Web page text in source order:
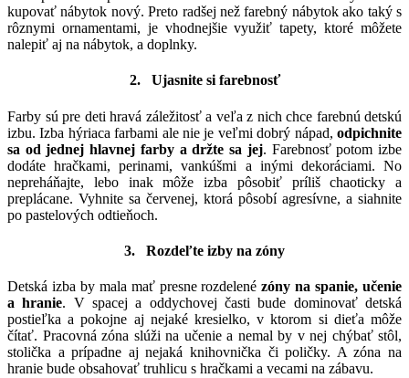
kupovať nábytok nový. Preto radšej než farebný nábytok ako taký s
rôznymi ornamentami, je vhodnejšie využiť tapety, ktoré môžete
nalepiť aj na nábytok, a doplnky.
2. Ujasnite si farebnosť
Farby sú pre deti hravá záležitosť a veľa z nich chce farebnú detskú
izbu. Izba hýriaca farbami ale nie je veľmi dobrý nápad, odpichnite
sa od jednej hlavnej farby a držte sa jej. Farebnosť potom izbe
dodáte hračkami, perinami, vankúšmi a inými dekoráciami. No
nepreháňajte, lebo inak môže izba pôsobiť príliš chaoticky a
preplácane. Vyhnite sa červenej, ktorá pôsobí agresívne, a siahnite
po pastelových odtieňoch.
3. Rozdeľte izby na zóny
Detská izba by mala mať presne rozdelenézóny na spanie, učenie
a hranie. V spacej a oddychovej časti bude dominovať detská
postieľka a pokojne aj nejaké kresielko, v ktorom si dieťa môže
čítať. Pracovná zóna slúži na učenie a nemal by v nej chýbať stôl,
stolička a prípadne aj nejaká knihovnička či poličky. A zóna na
hranie bude obsahovať truhlicu s hračkami a vecami na zábavu.